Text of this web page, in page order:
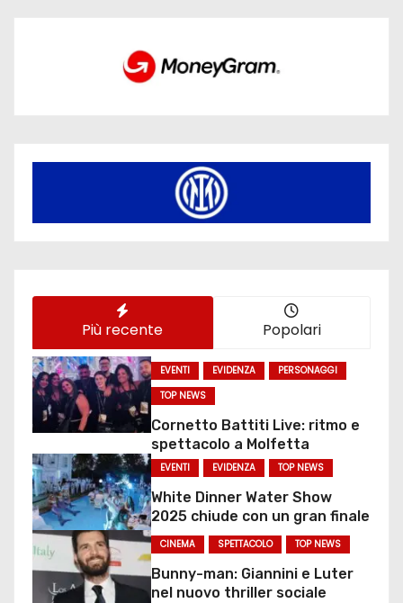
Più recente Popolari
EVENTI EVIDENZA
PERSONAGGI
TOP NEWS
Cornetto Battiti Live: ritmo e
spettacolo a Molfetta
EVENTI EVIDENZA TOP NEWS
White Dinner Water Show
2025 chiude con un gran finale
CINEMA SPETTACOLO TOP NEWS
Bunny-man: Giannini e Luter
nel nuovo thriller sociale